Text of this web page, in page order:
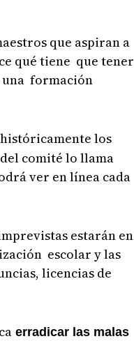
que aspiran a
qué tiene que tener
una formación
los
comité lo llama
ver en línea cada
estarán en
escolar y las
licencias de
erradicar las malas